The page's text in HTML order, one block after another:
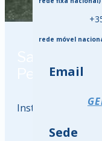
Penacova
Instituição
+351
rede móvel
Email
Sede